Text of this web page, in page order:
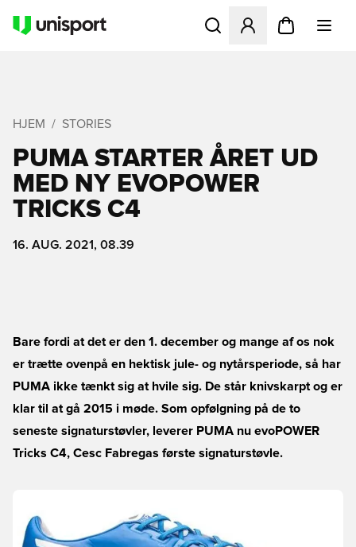
Åbner en Modal til at
HJEM STORIES
PUMA STARTER ÅRET UD
MED NY EVOPOWER
TRICKS C4
16. AUG. 2021, 08.39
Bare fordi at det er den 1. december og mange af os nok
er trætte ovenpå en hektisk jule- og nytårsperiode, så har
PUMA ikke tænkt sig at hvile sig. De står knivskarpt og er
klar til at gå 2015 i møde. Som opfølgning på de to
seneste signaturstøvler, leverer PUMA nu evoPOWER
Tricks C4, Cesc Fabregas første signaturstøvle.